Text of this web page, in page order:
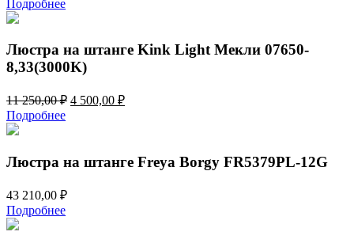
составляла
500,00 ₽.
Подробнее
Люстра на штанге Kink Light Мекли 07650-
8,33(3000K)
11 250,00₽ Первоначальная
4 500,00 ₽Текущая
Подробнее
Люстра на штанге Freya Borgy FR5379PL-12G
43 210,00 ₽
Подробнее